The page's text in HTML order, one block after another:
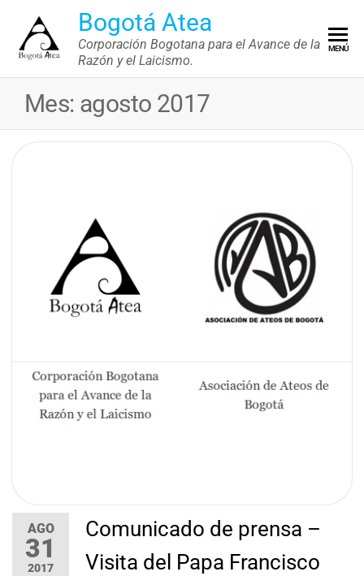
contenido
Bogotá Atea
Corporación Bogotana para el Avance de la
Razón y el Laicismo.
MENÚ
Mes: agosto 2017
AGO
31
2017
Comunicado de prensa –
Visita del Papa Francisco